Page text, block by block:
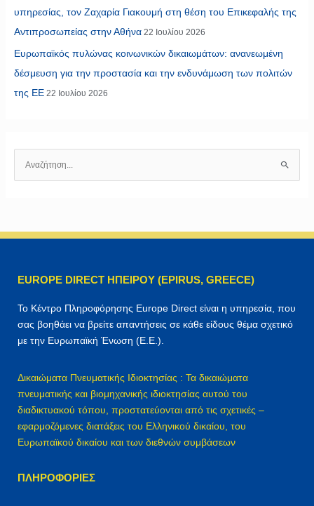
υπηρεσίας, τον Ζαχαρία Γιακουμή στη θέση του Επικεφαλής της
Αντιπροσωπείας στην Αθήνα 22 Ιουλίου 2026
Ευρωπαϊκός πυλώνας κοινωνικών δικαιωμάτων: ανανεωμένη
δέσμευση για την προστασία και την ενδυνάμωση των πολιτών
της ΕΕ 22 Ιουλίου 2026
η
EUROPE DIRECT ΗΠΕΙΡΟΥ (EPIRUS, GREECE)
Το Κέντρο Πληροφόρησης Europe Direct είναι η υπηρεσία, που
σας βοηθάει να βρείτε απαντήσεις σε κάθε είδους θέμα σχετικό
με την Ευρωπαϊκή Ένωση (Ε.Ε.).
Δικαιώματα Πνευματικής Ιδιοκτησίας : Τα δικαιώματα
πνευματικής και βιομηχανικής ιδιοκτησίας αυτού του
διαδικτυακού τόπου, προστατεύονται από τις σχετικές –
εφαρμοζόμενες διατάξεις του Ελληνικού δικαίου, του
Ευρωπαϊκού δικαίου και των διεθνών συμβάσεων
ΠΛΗΡΟΦΟΡΊΕΣ